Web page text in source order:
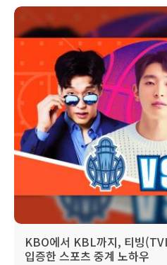
KBO에서 KBL까지, 티빙
입증한 스포츠 중계 노하우